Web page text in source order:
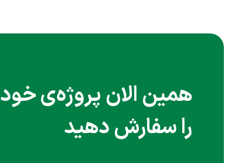
همین الان پروژه‌ی خود
را سفارش دهید